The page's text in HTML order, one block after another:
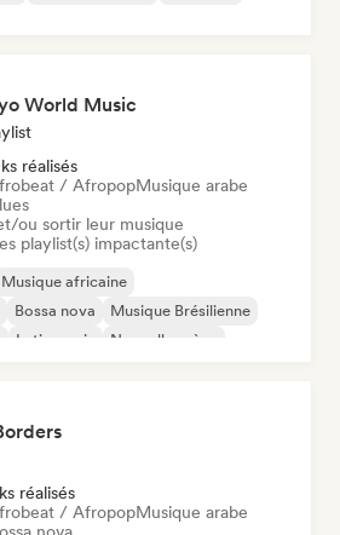
World Music
réalisés
/ AfropopMusique arabe
ou sortir leur musique
playlist(s) impactante(s)
Musique africaine
Bossa nova
Musique Brésilienne
Latin music Nouvelle scène
réalisés
/ AfropopMusique arabe